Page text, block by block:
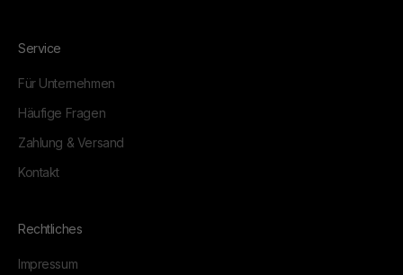
Service
Für Unternehmen
Häufige Fragen
Zahlung & Versand
Kontakt
Rechtliches
Impressum